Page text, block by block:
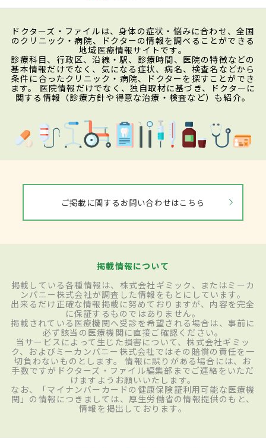
ドクターズ・ファイルは、身体の症状・悩みに合わせ、全国
のクリニック・病院、ドクターの情報を調べることができる
地域医療情報サイトです。
診療科目、行政区、沿線・駅、診療時間、医院の特徴などの
基本情報だけでなく、気になる症状、病名、検査名などから
条件に合ったクリニック・病院、ドクターを探すことができ
ます。 医院情報だけでなく、独自取材に基づき、ドクターに
関する情報（診療方針や得意な治療・検査など）も紹介。
ご掲載に関するお問い合わせはこちら
掲載情報について
掲載している各種情報は、株式会社ギミック、またはミーカ
ンパニー株式会社が調査した情報をもとにしています。
出来るだけ正確な情報掲載に努めておりますが、内容を完全
に保証するものではありません。
掲載されている医療機関へ受診を希望される場合は、事前に
必ず該当の医療機関に直接ご確認ください。
当サービスによって生じた損害について、株式会社ギミッ
ク、およびミーカンパニー株式会社ではその賠償の責任を一
切負わないものとします。 情報に誤りがある場合には、お
手数ですがドクターズ・ファイル編集部までご連絡をいただ
けますようお願いいたします。
なお、「マイナンバーカードの健康保険証利用可能な医療機
関」の情報につきましては、厚生労働省の情報提供のもと、
情報を掲出しております。